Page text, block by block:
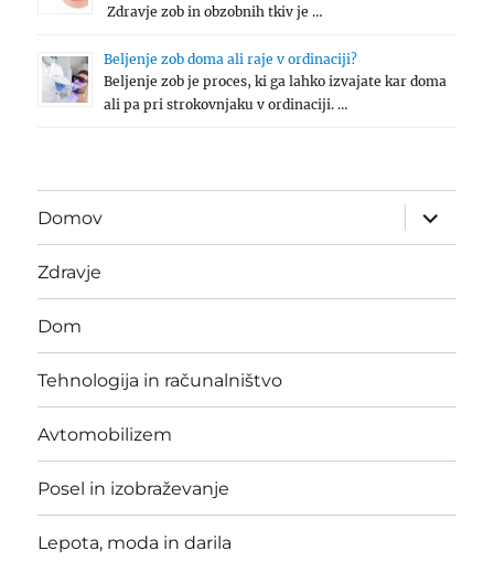
Zdravje zob in obzobnih tkiv je …
Beljenje zob doma ali raje v ordinaciji?
Beljenje zob je proces, ki ga lahko izvajate kar doma
ali pa pri strokovnjaku v ordinaciji. …
Domov
expand
child
menu
Zdravje
Dom
Tehnologija in računalništvo
Avtomobilizem
Posel in izobraževanje
Lepota, moda in darila